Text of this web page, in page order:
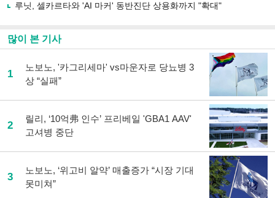
루닛, 셀카르타와 'AI 마커' 동반진단 상용화까지 "확대"
많이 본 기사
1
노보노, '카그리세마' vs마운자로 당뇨병 3
상 “실패”
2
릴리, ‘10억弗 인수’ 프리베일 'GBA1 AAV'
고셔병 중단
3
노보노, ‘위고비 알약’ 매출증가 “시장 기대
못미쳐”